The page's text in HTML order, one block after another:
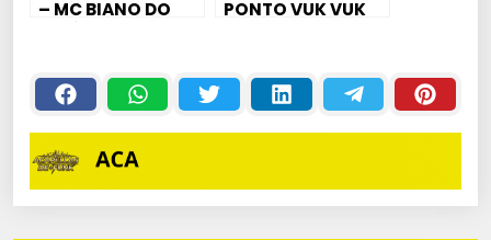
– MC BIANO DO
PONTO VUK VUK